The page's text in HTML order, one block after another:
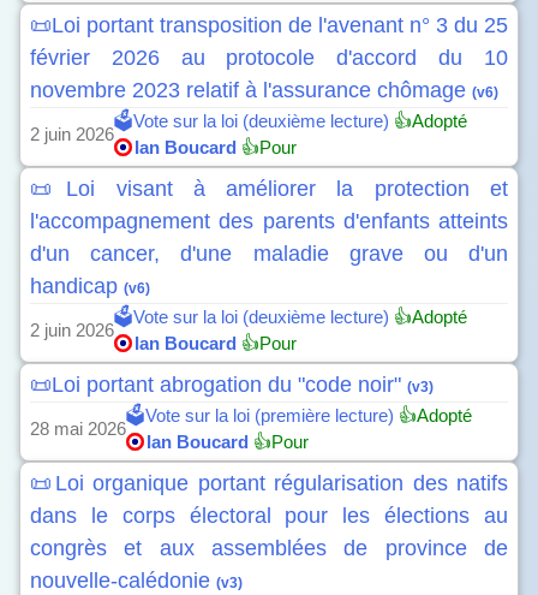
📜Loi portant transposition de l'avenant n° 3 du 25
février 2026 au protocole d'accord du 10
novembre 2023 relatif à l'assurance chômage (v6)
2 juin 2026
🗳️Vote sur la loi (deuxième lecture) 👍Adopté
Ian Boucard 👍Pour
📜Loi visant à améliorer la protection et
l'accompagnement des parents d'enfants atteints
d'un cancer, d'une maladie grave ou d'un
handicap (v6)
2 juin 2026
🗳️Vote sur la loi (deuxième lecture) 👍Adopté
Ian Boucard 👍Pour
📜Loi portant abrogation du "code noir" (v3)
28 mai 2026
🗳️Vote sur la loi (première lecture) 👍Adopté
Ian Boucard 👍Pour
📜Loi organique portant régularisation des natifs
dans le corps électoral pour les élections au
congrès et aux assemblées de province de
nouvelle-calédonie (v3)